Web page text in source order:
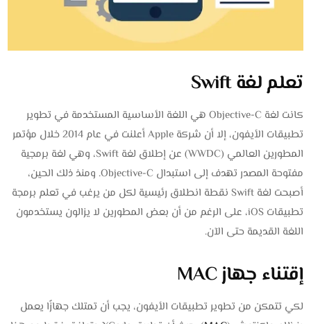
تعلم لغة Swift
كانت لغة Objective-C هي اللغة الأساسية المستخدمة في تطوير
تطبيقات الأيفون، إلا أن شركة Apple أعلنت في عام 2014 خلال مؤتمر
المطورين العالمي (WWDC) عن إطلاق لغة Swift، وهي لغة برمجية
مفتوحة المصدر تهدف إلى استبدال Objective-C. ومنذ ذلك الحين،
أصبحت لغة Swift نقطة انطلاق رئيسية لكل من يرغب في تعلم برمجة
تطبيقات iOS، على الرغم من أن بعض المطورين لا يزالون يستخدمون
اللغة القديمة حتى الآن.
إقتناء جهاز MAC
لكي تتمكن من تطوير تطبيقات الأيفون، يجب أن تمتلك جهازًا يعمل